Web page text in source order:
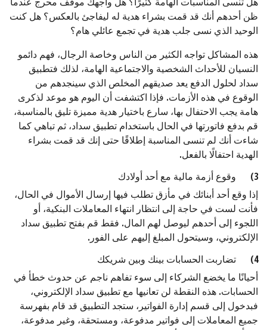
ظن أحدهم أنك قد قمت بشراء هدية له ليفاجئ بالعكس؟ هل كنت
الوحيد الذي نسى جلب هدية في تجمع عائلي هام؟
هذه المشاكل تواجه الكثير من الناس وخاصة الرجال، فهم دائمو
النسيان للأحداث الشخصية والاجتماعية الهامة، لذلك فتطبيق
سداد لحلول الدفع يعد صديقهم المخلص الذي سينجدهم من
الوقوع في هذه الأزمات. فإذا اكتشفت أن اليوم هو موعد لذكرى
هامة يجب الاحتفال بها، سارع باختيار هدية مميزة تليق بالمناسبة،
قم بدفع فاتورتها في الحال باستخدام تطبيق سداد، ثم تباهي كما
شاءت أنك لم تنسى المناسبة إطلاقًا حتى إنك قد قمت بشراء
الهدية احتفالًا بالفعل.
3) وقوع أزمة مالية مع أحد أولادك
إذا وقع أحد أبنائك في مأزق تطلب فيها إرسال الأموال في الحال،
فأنت لست في حاجة إلى انتظار انتهاء المعاملات البنكية، أو
اللجوء إلى أحدهم ليوصل لهم المال. فقط قم بفتح تطبيق سداد
الإلكتروني، وسيتحول المبلغ إليهم على الفور.
4) تضاربت الحسابات بينك وبين شريكك
أحيانًا ما يخضع الشركاء إلى سوء تفاهم ناجم عن حدوث خطأ في
الحسابات. هذه النقطة لن تعانيها مع تطبيق سداد الإلكتروني،
فبدخول إلى قسم إدارة الفواتير، ستجد التطبيق قد قام بفهرسة
جميع المعاملات إلى فواتير مدفوعة، ومستحقة، وغير مدفوعة،